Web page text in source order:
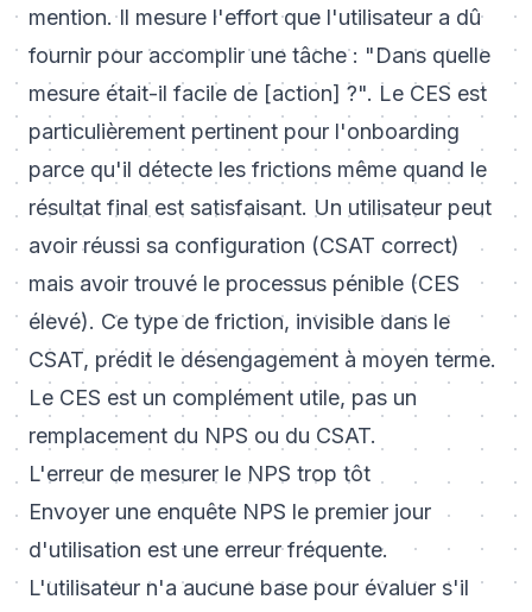
mention. Il mesure l'effort que l'utilisateur a dû
fournir pour accomplir une tâche : "Dans quelle
mesure était-il facile de [action] ?". Le CES est
particulièrement pertinent pour l'onboarding
parce qu'il détecte les frictions même quand le
résultat final est satisfaisant. Un utilisateur peut
avoir réussi sa configuration (CSAT correct)
mais avoir trouvé le processus pénible (CES
élevé). Ce type de friction, invisible dans le
CSAT, prédit le désengagement à moyen terme.
Le CES est un complément utile, pas un
remplacement du NPS ou du CSAT.
L'erreur de mesurer le NPS trop tôt
Envoyer une enquête NPS le premier jour
d'utilisation est une erreur fréquente.
L'utilisateur n'a aucune base pour évaluer s'il